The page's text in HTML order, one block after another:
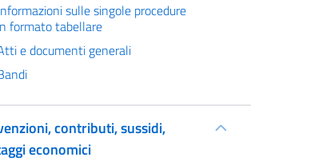
sulle singole procedure
formato tabellare
e documenti generali
contributi, sussidi,
economici